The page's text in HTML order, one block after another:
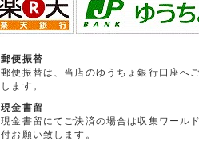
郵便振替
郵便振替は、当店のゆうちょ銀行口座へ
します。
現金書留
現金書留にてご決済の場合は収集ワール
付お願い致します。